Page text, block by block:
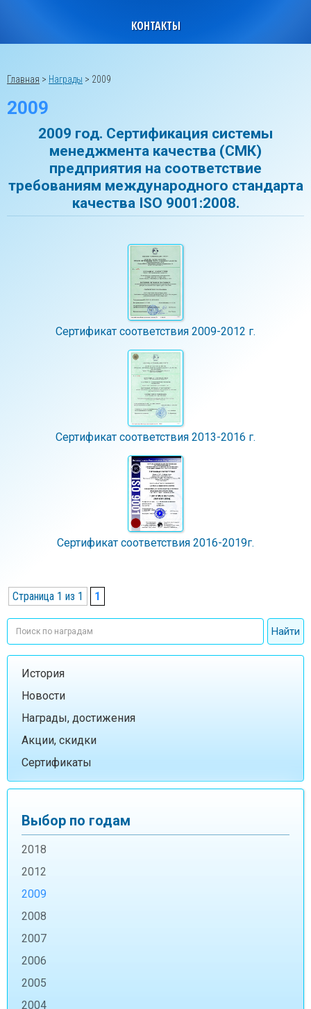
КОНТАКТЫ
Главная > Награды > 2009
2009
2009 год. Сертификация системы
менеджмента качества (СМК)
предприятия на соответствие
требованиям международного стандарта
качества ISO 9001:2008.
Сертификат соответствия 2009-2012 г.
Сертификат соответствия 2013-2016 г.
Сертификат соответствия 2016-2019г.
Страница 1 из 1 1
История
Новости
Награды, достижения
Акции, скидки
Сертификаты
Выбор по годам
2018
2012
2009
2008
2007
2006
2005
2004